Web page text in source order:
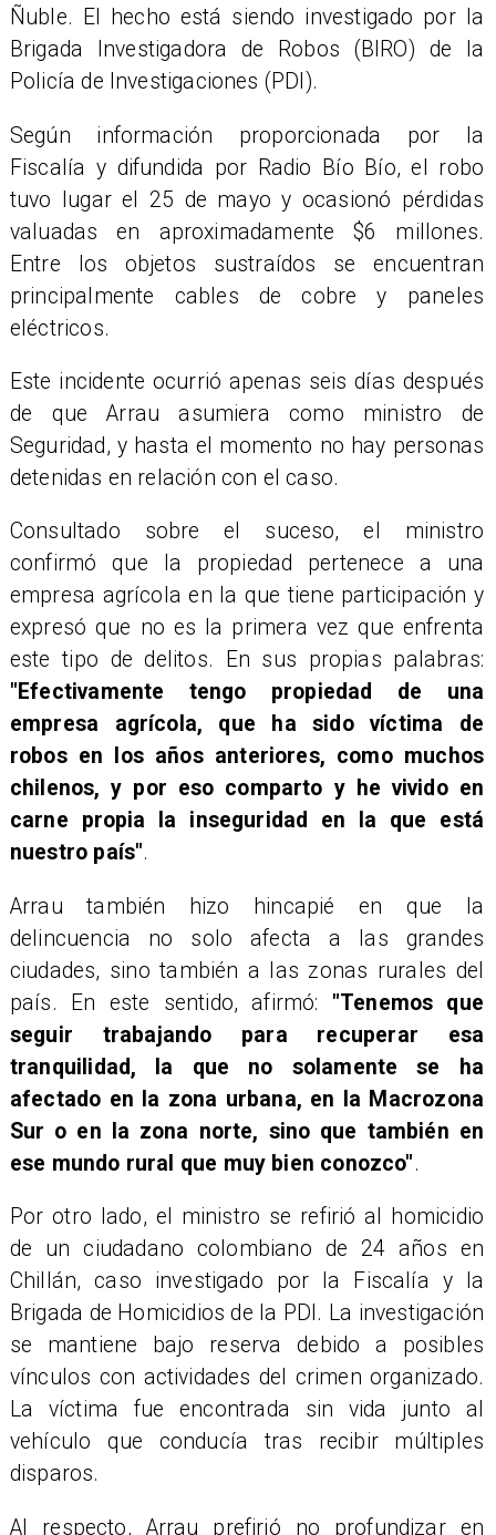
Ñuble. El hecho está siendo investigado por la
Brigada Investigadora de Robos (BIRO) de la
Policía de Investigaciones (PDI).
Según información proporcionada por la
Fiscalía y difundida por Radio Bío Bío, el robo
tuvo lugar el 25 de mayo y ocasionó pérdidas
valuadas en aproximadamente $6 millones.
Entre los objetos sustraídos se encuentran
principalmente cables de cobre y paneles
eléctricos.
Este incidente ocurrió apenas seis días después
de que Arrau asumiera como ministro de
Seguridad, y hasta el momento no hay personas
detenidas en relación con el caso.
Consultado sobre el suceso, el ministro
confirmó que la propiedad pertenece a una
empresa agrícola en la que tiene participación y
expresó que no es la primera vez que enfrenta
este tipo de delitos. En sus propias palabras:
"Efectivamente tengo propiedad de una
empresa agrícola, que ha sido víctima de
robos en los años anteriores, como muchos
chilenos, y por eso comparto y he vivido en
carne propia la inseguridad en la que está
nuestro país".
Arrau también hizo hincapié en que la
delincuencia no solo afecta a las grandes
ciudades, sino también a las zonas rurales del
país. En este sentido, afirmó: "Tenemos que
seguir trabajando para recuperar esa
tranquilidad, la que no solamente se ha
afectado en la zona urbana, en la Macrozona
Sur o en la zona norte, sino que también en
ese mundo rural que muy bien conozco".
Por otro lado, el ministro se refirió al homicidio
de un ciudadano colombiano de 24 años en
Chillán, caso investigado por la Fiscalía y la
Brigada de Homicidios de la PDI. La investigación
se mantiene bajo reserva debido a posibles
vínculos con actividades del crimen organizado.
La víctima fue encontrada sin vida junto al
vehículo que conducía tras recibir múltiples
disparos.
Al respecto, Arrau prefirió no profundizar en